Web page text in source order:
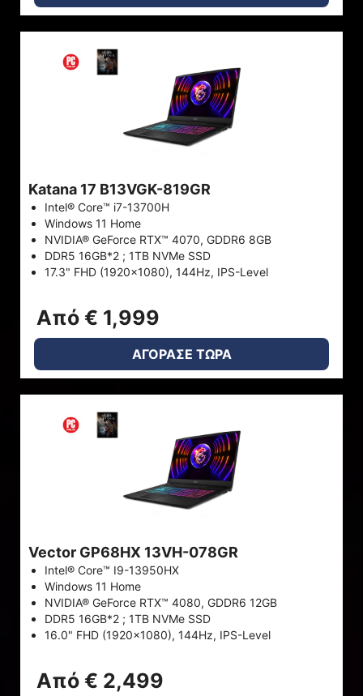
Katana 17 B13VGK-819GR
Intel® Core™ i7-13700H
Windows 11 Home
NVIDIA® GeForce RTX™ 4070, GDDR6 8GB
DDR5 16GB*2 ; 1TB NVMe SSD
17.3" FHD (1920x1080), 144Hz, IPS-Level
Από € 1,999
ΑΓΟΡΑΣΕ ΤΩΡΑ
Vector GP68HX 13VH-078GR
Intel® Core™ I9-13950HX
Windows 11 Home
NVIDIA® GeForce RTX™ 4080, GDDR6 12GB
DDR5 16GB*2 ; 1TB NVMe SSD
16.0" FHD (1920x1080), 144Hz, IPS-Level
Από € 2,499